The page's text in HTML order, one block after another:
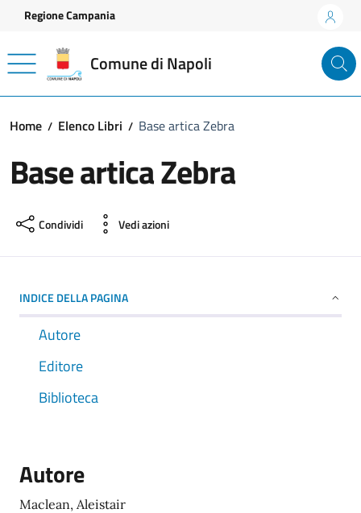
Vai ai contenuti
Vai al footer
Regione Campania
Comune di Napoli
Home Elenco Libri Base artica Zebra
Base artica Zebra
Condividi Vedi azioni
INDICE DELLA PAGINA
Autore
Editore
Biblioteca
Autore
Maclean, Aleistair